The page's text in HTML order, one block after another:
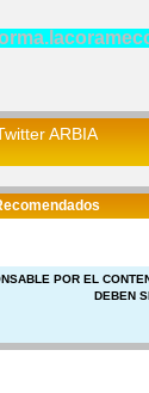
ARBIA
POR EL
DEBEN